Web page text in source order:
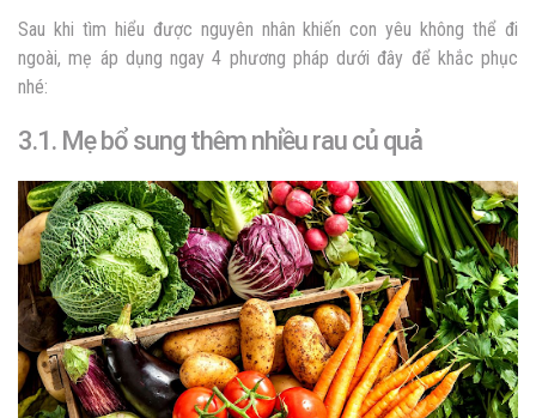
Sau khi tìm hiểu được nguyên nhân khiến con yêu không thể đi
ngoài, mẹ áp dụng ngay 4 phương pháp dưới đây để khắc phục
nhé:
3.1. Mẹ bổ sung thêm nhiều rau củ quả